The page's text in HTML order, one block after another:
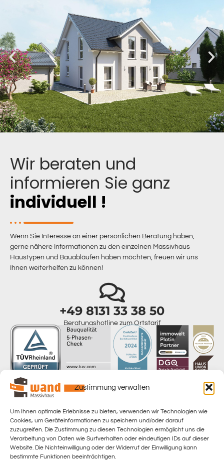
Zustimmung verwalten
Um Ihnen optimale Erlebnisse zu bieten, verwenden wir Technologien wie
Cookies, um Geräteinformationen zu speichern und/oder darauf
zuzugreifen. Die Zustimmung zu diesen Technologien ermöglicht uns die
Verarbeitung von Daten wie Surfverhalten oder eindeutigen IDs auf dieser
Website. Die Nichteinwilligung oder der Widerruf der Einwilligung kann
bestimmte Funktionen beeinträchtigen.
Wir beraten und
informieren Sie ganz
individuell !
Wenn Sie Interesse an einer persönlichen Beratung haben,
gerne nähere Informationen zu den einzelnen Massivhaus
Haustypen und Bauabläufen haben möchten, freuen wir uns
Ihnen weiterhelfen zu können!
+49 8131 33 38 50
Beratungshotline zum Ortstarif
Home
Datenschutzerklärung
Datenschutzinformation